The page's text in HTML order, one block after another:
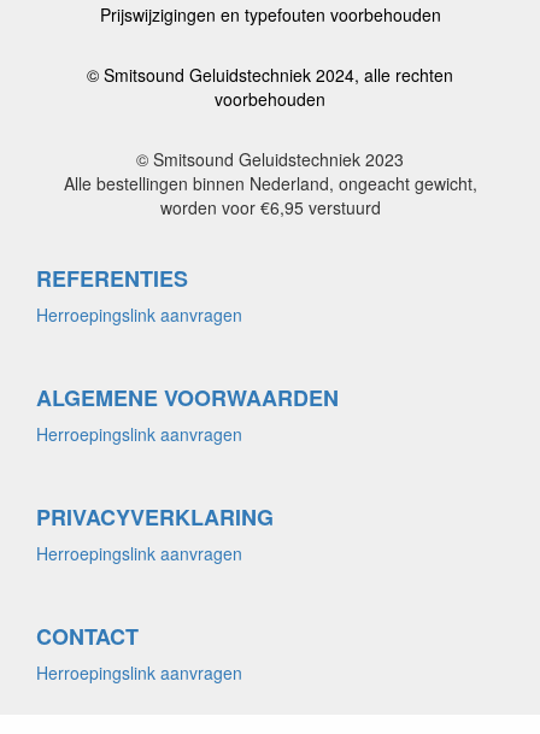
Prijswijzigingen en typefouten voorbehouden
© Smitsound Geluidstechniek 2024, alle rechten
voorbehouden
© Smitsound Geluidstechniek 2023
Alle bestellingen binnen Nederland, ongeacht gewicht,
worden voor €6,95 verstuurd
REFERENTIES
Herroepingslink aanvragen
ALGEMENE VOORWAARDEN
Herroepingslink aanvragen
PRIVACYVERKLARING
Herroepingslink aanvragen
CONTACT
Herroepingslink aanvragen